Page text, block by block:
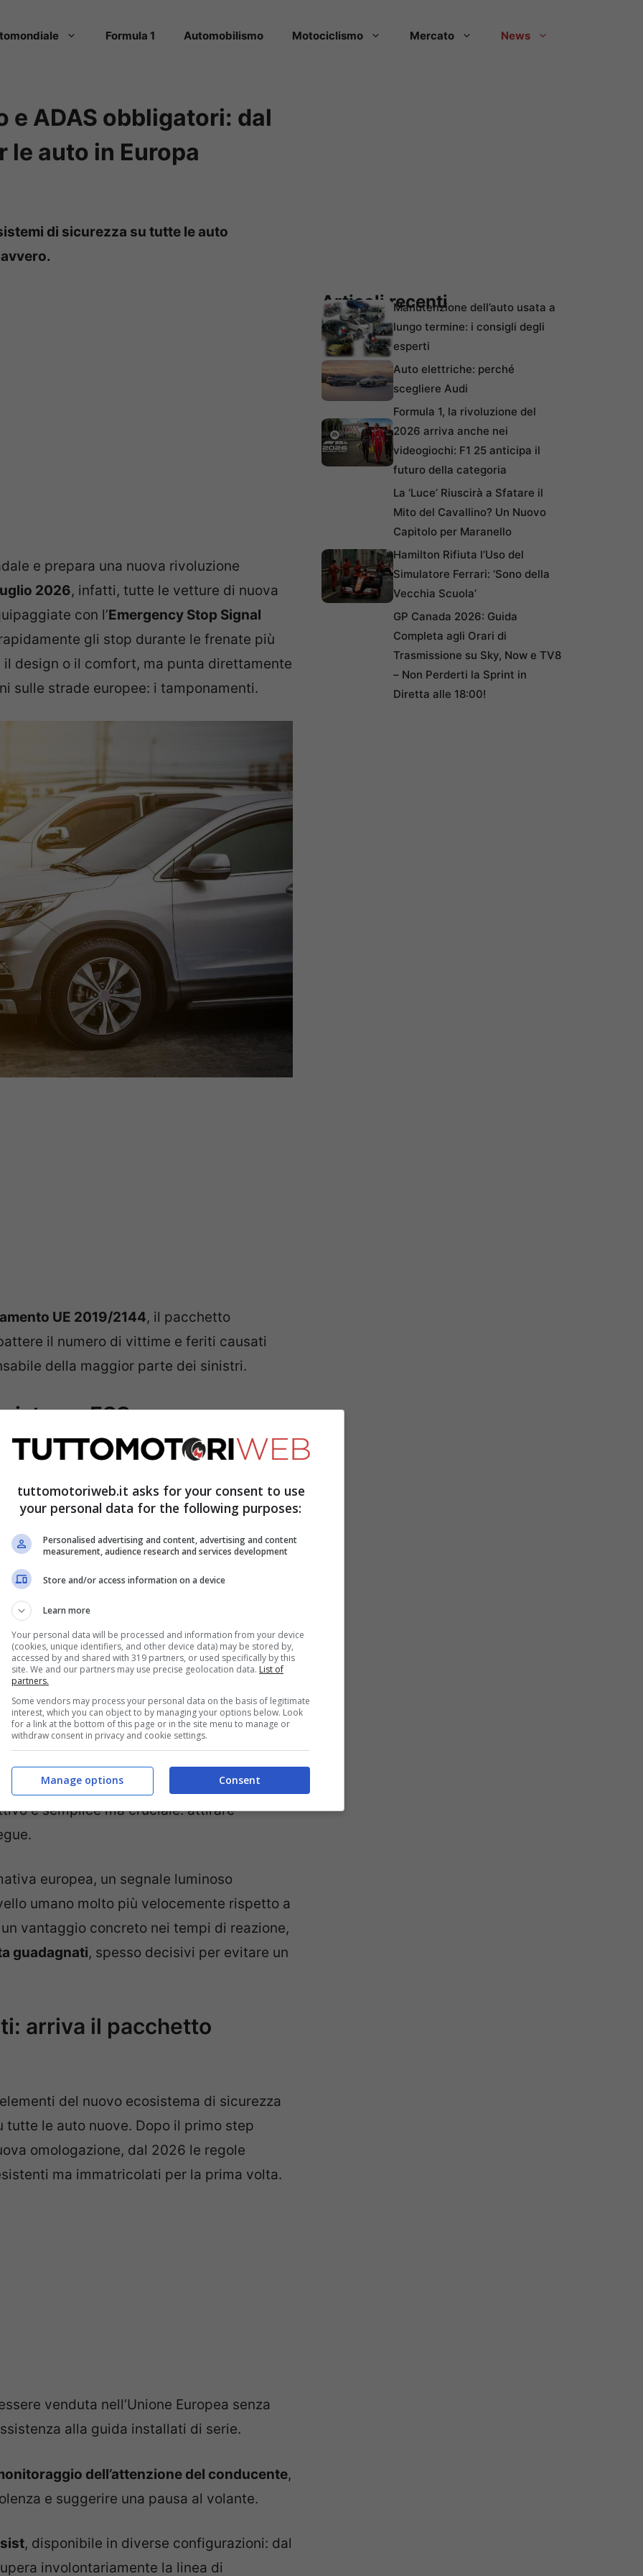
Formula 1 Automobilismo Motociclismo Mercato News
e ADAS obbligatori: dal
auto in Europa
di sicurezza su tutte le auto
e prepara una nuova rivoluzione
2026, infatti, tutte le vetture di nuova
con l’Emergency Stop Signal
gli stop durante le frenate più
design o il comfort, ma punta direttamente
sulle strade europee: i tamponamenti.
UE 2019/2144, il pacchetto
il numero di vittime e feriti causati
della maggior parte dei sinistri.
ESS
soltanto nelle situazioni di emergenza.
h
e registra una decelerazione molto
quadrato— l’elettronica di bordo attiva
In alcune auto possono accendersi
tempo reale da ABS, sensori di velocità e
è semplice ma cruciale: attirare
europea, un segnale luminoso
umano molto più velocemente rispetto a
vantaggio concreto nei tempi di reazione,
guadagnati, spesso decisivi per evitare un
arriva il pacchetto
del nuovo ecosistema di sicurezza
tutte le auto nuove. Dopo il primo step
omologazione, dal 2026 le regole
ma immatricolati per la prima volta.
venduta nell’Unione Europea senza
alla guida installati di serie.
dell’attenzione del conducente,
e suggerire una pausa al volante.
, disponibile in diverse configurazioni: dal
involontariamente la linea di
Articoli recentiManutenzione dell’auto usata a
lungo termine: i consigli degli
esperti
Auto elettriche: perché
scegliere Audi
Formula 1, la rivoluzione del
2026 arriva anche nei
videogiochi: F1 25 anticipa il
futuro della categoria
La ‘Luce’ Riuscirà a Sfatare il
Mito del Cavallino? Un Nuovo
Capitolo per Maranello
Hamilton Rifiuta l’Uso del
Simulatore Ferrari: ‘Sono della
Vecchia Scuola’
GP Canada 2026: Guida
Completa agli Orari di
Trasmissione su Sky, Now e TV8
– Non Perderti la Sprint in
Diretta alle 18:00!
tuttomotoriweb.it asks for your consent to use
your personal data for the following purposes:
Personalised advertising and content, advertising and content
measurement, audience research and services development
Store and/or access information on a device
Learn more
Your personal data will be processed and information from your device
(cookies, unique identifiers, and other device data) may be stored by,
accessed by and shared with 319 partners, or used specifically by this
site. We and our partners may use precise geolocation data. List of
partners.
Some vendors may process your personal data on the basis of legitimate
interest, which you can object to by managing your options below. Look
for a link at the bottom of this page or in the site menu to manage or
withdraw consent in privacy and cookie settings.
Consent
Manage options